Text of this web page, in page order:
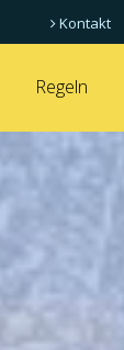
Kontakt
Regeln